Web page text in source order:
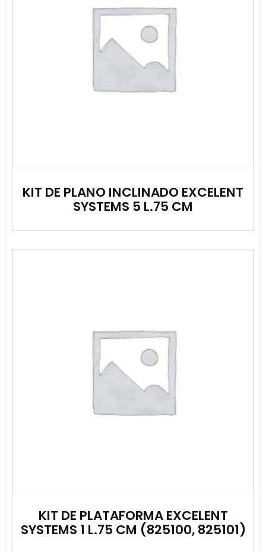
KIT DE PLANO INCLINADO EXCELENT
SYSTEMS 5 L.75 CM
KIT DE PLATAFORMA EXCELENT
SYSTEMS 1 L.75 CM (825100, 825101)